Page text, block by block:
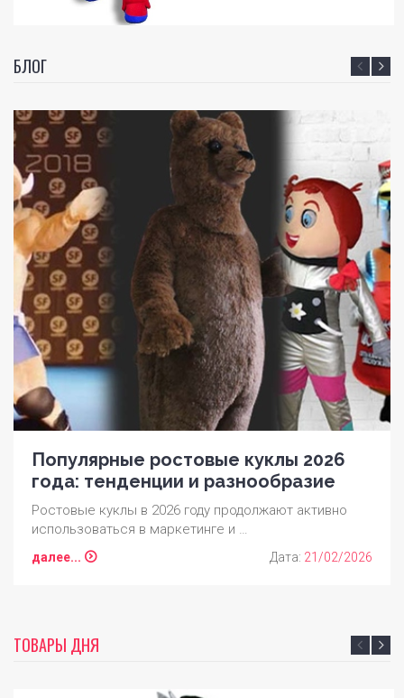
БЛОГ
Популярные ростовые куклы 2026
года: тенденции и разнообразие
Ростовые куклы в 2026 году продолжают активно
использоваться в маркетинге и …
далее... Дата: 21/02/2026
ТОВАРЫ ДНЯ